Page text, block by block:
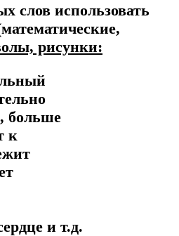
слов использовать
рисунки:
больше
к
и т.д.